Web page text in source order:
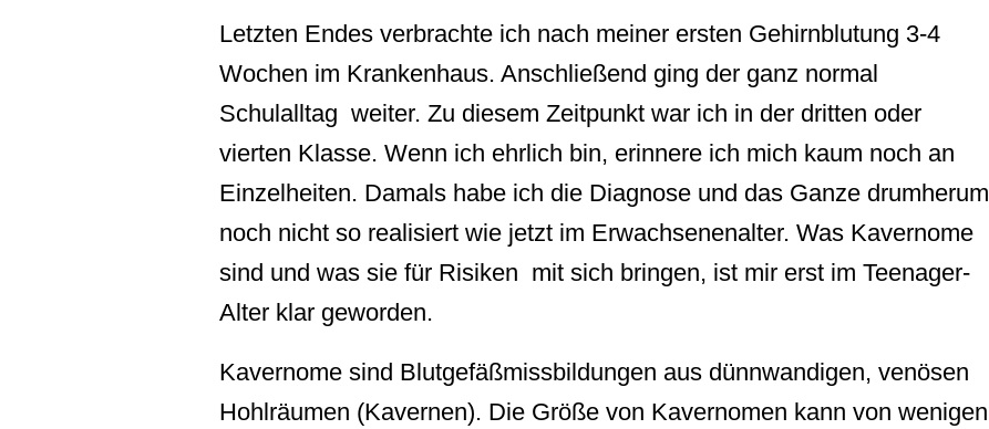
Letzten Endes verbrachte ich nach meiner ersten Gehirnblutung 3-4
Wochen im Krankenhaus. Anschließend ging der ganz normal
Schulalltag weiter. Zu diesem Zeitpunkt war ich in der dritten oder
vierten Klasse. Wenn ich ehrlich bin, erinnere ich mich kaum noch an
Einzelheiten. Damals habe ich die Diagnose und das Ganze drumherum
noch nicht so realisiert wie jetzt im Erwachsenenalter. Was Kavernome
sind und was sie für Risiken mit sich bringen, ist mir erst im Teenager-
Alter klar geworden.
Kavernome sind Blutgefäßmissbildungen aus dünnwandigen, venösen
Hohlräumen (Kavernen). Die Größe von Kavernomen kann von wenigen